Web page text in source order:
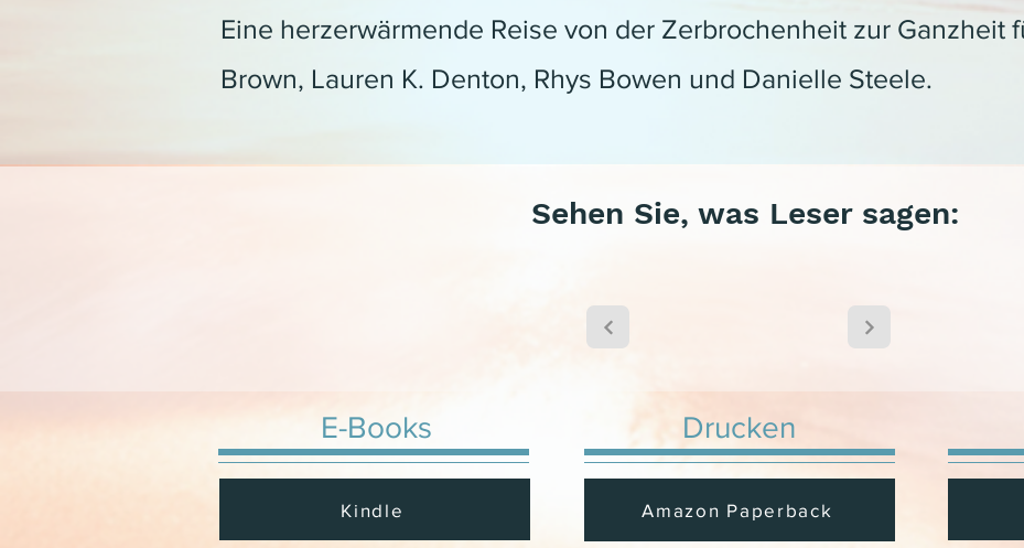
Eine herzerwärmende Reise von der Zerbrochenheit zur Ganzheit
Brown, Lauren K. Denton, Rhys Bowen und Danielle Steele.
Sehen Sie, was Leser sagen:
E-Books
Kindle
Drucken
Amazon Paperback